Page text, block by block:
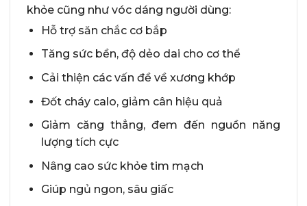
khỏe cũng như vóc dáng người dùng:
Hỗ trợ săn chắc cơ bắp
Tăng sức bền, độ dẻo dai cho cơ thể
Cải thiện các vấn đề về xương khớp
Đốt cháy calo, giảm cân hiệu quả
Giảm căng thẳng, đem đến nguồn năng
lượng tích cực
Nâng cao sức khỏe tim mạch
Giúp ngủ ngon, sâu giấc